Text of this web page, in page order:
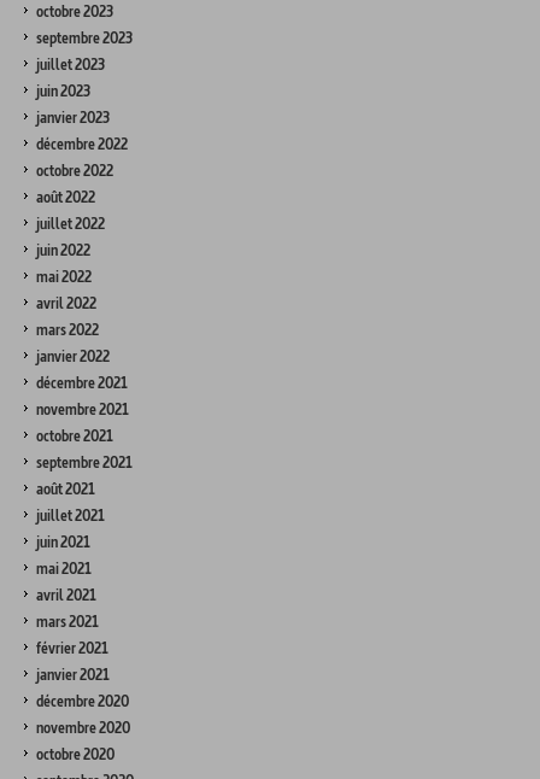
octobre 2023
septembre 2023
juillet 2023
juin 2023
janvier 2023
décembre 2022
octobre 2022
août 2022
juillet 2022
juin 2022
mai 2022
avril 2022
mars 2022
janvier 2022
décembre 2021
novembre 2021
octobre 2021
septembre 2021
août 2021
juillet 2021
juin 2021
mai 2021
avril 2021
mars 2021
février 2021
janvier 2021
décembre 2020
novembre 2020
octobre 2020